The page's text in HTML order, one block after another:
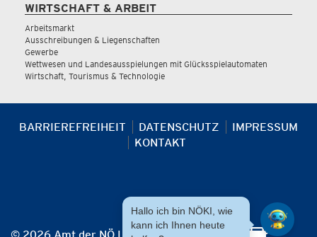
WIRTSCHAFT & ARBEIT
Arbeitsmarkt
Ausschreibungen & Liegenschaften
Gewerbe
Wettwesen und Landesausspielungen mit Glücksspielautomaten
Wirtschaft, Tourismus & Technologie
BARRIEREFREIHEIT DATENSCHUTZ
IMPRESSUM
KONTAKT
Hallo ich bin NÖKI, wie
kann ich Ihnen heute